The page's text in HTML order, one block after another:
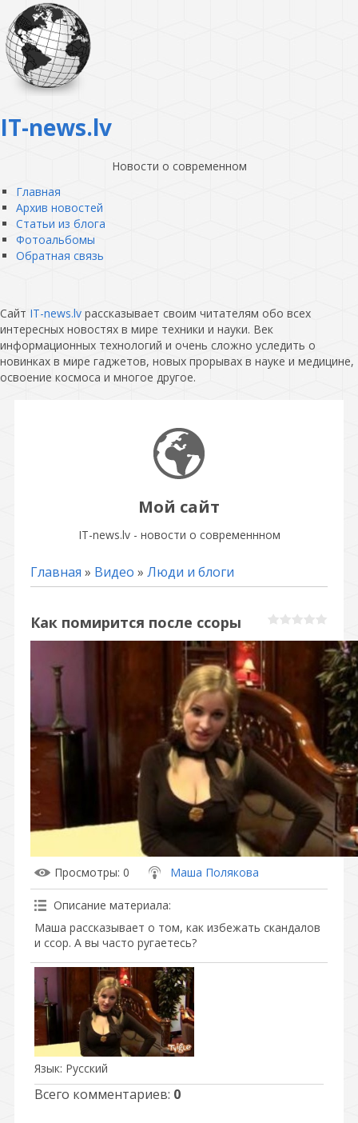
IT-news.lv
Новости о современном
Главная
Архив новостей
Статьи из блога
Фотоальбомы
Обратная связь
Сайт IT-news.lv рассказывает своим читателям обо всех
интересных новостях в мире техники и науки. Век
информационных технологий и очень сложно уследить о
новинках в мире гаджетов, новых прорывах в науке и медицине,
освоение космоса и многое другое.
Мой сайт
IT-news.lv - новости о современнном
Главная » Видео » Люди и блоги
Как помирится после ссоры
Просмотры: 0 Маша Полякова
Описание материала:
Маша рассказывает о том, как избежать скандалов
и ссор. А вы часто ругаетесь?
Язык: Русский
Всего комментариев: 0